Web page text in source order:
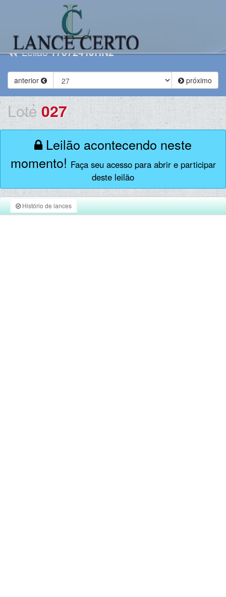
Leilão170724TJRN2
anterior próximo
Lote 027
Leilão acontecendo neste
momento! Faça seu acesso para abrir e participar
deste leilão
Histório de lances